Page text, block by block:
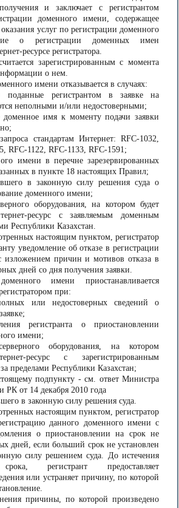
и заключает с регистрантом
доменного имени, содержащее
услуг по регистрации доменного
о регистрации доменных имен
ресурсе регистратора.
зарегистрированным с момента
о нем.
имени отказывается в случаях:
поданные регистрантом в заявке на
неполными и/или недостоверными;
доменное имя к моменту подачи заявки
стандартам Интернет: RFC-1032,
RFC-1122, RFC-1133, RFC-1591;
имени в перечне зарезервированных
в пункте 18 настоящих Правил;
в законную силу решения суда о
доменного имени;
оборудования, на котором будет
ресурс с заявляемым доменным
Республики Казахстан.
настоящим пунктом, регистратор
уведомление об отказе в регистрации
изложением причин и мотивов отказа в
дней со дня получения заявки.
имени приостанавливается
при:
или недостоверных сведений о
регистранта о приостановлении
имени;
оборудования, на котором
ресурс с зарегистрированным
пределами Республики Казахстан;
подпункту - см. ответ Министра
РК от 14 декабря 2010 года
в законную силу решения суда.
настоящим пунктом, регистратор
данного доменного имени с
о приостановлении на срок не
дней, если больший срок не установлен
силу решением суда. До истечения
срока, регистрант предоставляет
или устраняет причину, по которой
причины, по которой произведено